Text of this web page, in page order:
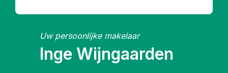
Uw persoonlijke makelaar
Marij-Ellen Smits